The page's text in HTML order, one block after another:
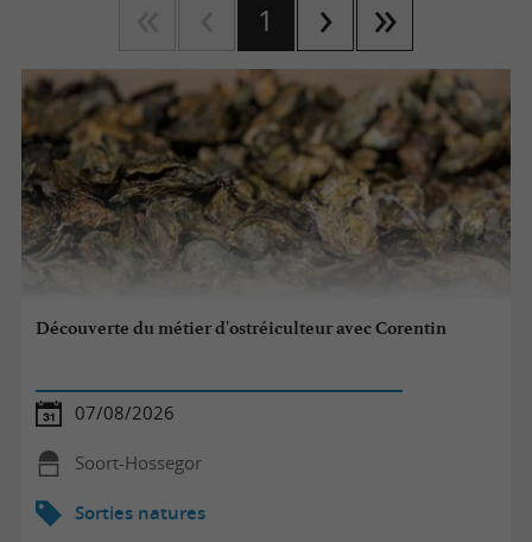
1
Découverte du métier d'ostréiculteur avec Corentin
07/08/2026
Soort-Hossegor
Sorties natures